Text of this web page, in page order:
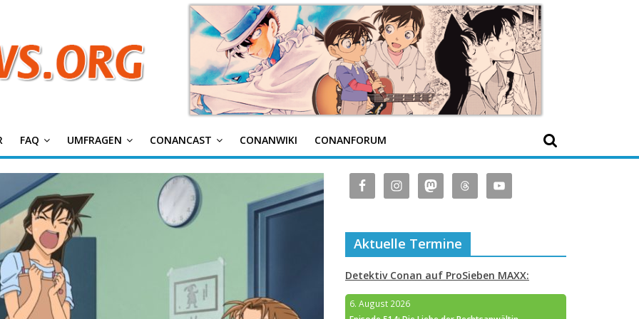
FAQ UMFRAGEN CONANCAST CONANWIKI CONANFORUM
Aktuelle Termine
Detektiv Conan auf ProSieben MAXX:
6. August 2026